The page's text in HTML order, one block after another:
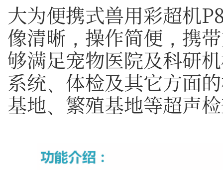
大为便携式兽用彩超机
像清晰，操作简便，携
够满足宠物医院及科研
系统、体检及其它方面
基地、繁殖基地等超声